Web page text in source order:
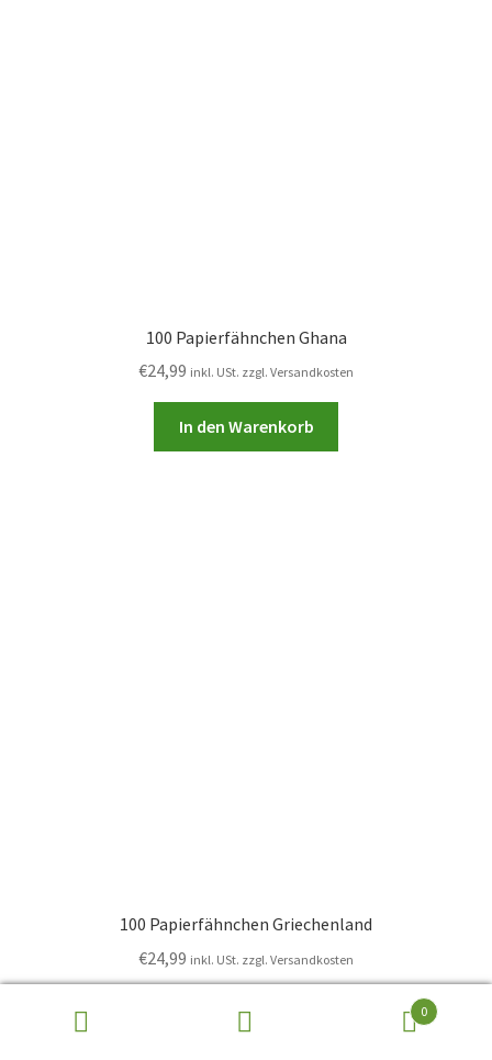
100 Papierfähnchen Ghana
€24,99 inkl. USt. zzgl. Versandkosten
In den Warenkorb
100 Papierfähnchen Griechenland
€24,99 inkl. USt. zzgl. Versandkosten
In den Warenkorb 0